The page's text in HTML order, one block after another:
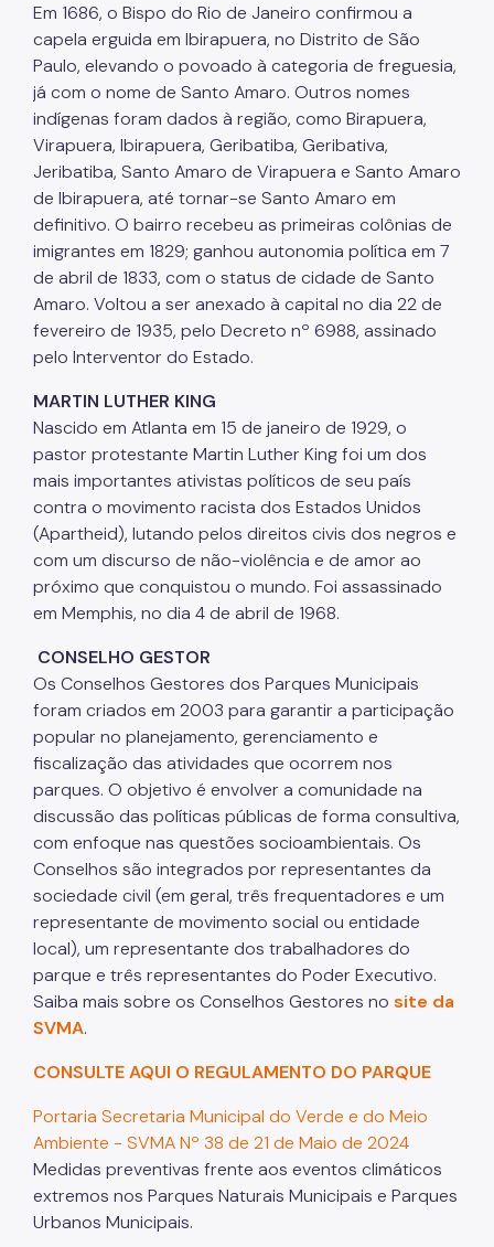
Em 1686, o Bispo do Rio de Janeiro confirmou a
capela erguida em Ibirapuera, no Distrito de São
Paulo, elevando o povoado à categoria de freguesia,
já com o nome de Santo Amaro. Outros nomes
indígenas foram dados à região, como Birapuera,
Virapuera, Ibirapuera, Geribatiba, Geribativa,
Jeribatiba, Santo Amaro de Virapuera e Santo Amaro
de Ibirapuera, até tornar-se Santo Amaro em
definitivo. O bairro recebeu as primeiras colônias de
imigrantes em 1829; ganhou autonomia política em 7
de abril de 1833, com o status de cidade de Santo
Amaro. Voltou a ser anexado à capital no dia 22 de
fevereiro de 1935, pelo Decreto nº 6988, assinado
pelo Interventor do Estado.
MARTIN LUTHER KING
Nascido em Atlanta em 15 de janeiro de 1929, o
pastor protestante Martin Luther King foi um dos
mais importantes ativistas políticos de seu país
contra o movimento racista dos Estados Unidos
(Apartheid), lutando pelos direitos civis dos negros e
com um discurso de não-violência e de amor ao
próximo que conquistou o mundo. Foi assassinado
em Memphis, no dia 4 de abril de 1968.
CONSELHO GESTOR
Os Conselhos Gestores dos Parques Municipais
foram criados em 2003 para garantir a participação
popular no planejamento, gerenciamento e
fiscalização das atividades que ocorrem nos
parques. O objetivo é envolver a comunidade na
discussão das políticas públicas de forma consultiva,
com enfoque nas questões socioambientais. Os
Conselhos são integrados por representantes da
sociedade civil (em geral, três frequentadores e um
representante de movimento social ou entidade
local), um representante dos trabalhadores do
parque e três representantes do Poder Executivo.
Saiba mais sobre os Conselhos Gestores no site da
SVMA.
CONSULTE AQUI O REGULAMENTO DO PARQUE
Portaria Secretaria Municipal do Verde e do Meio
Ambiente - SVMA Nº 38 de 21 de Maio de 2024
Medidas preventivas frente aos eventos climáticos
extremos nos Parques Naturais Municipais e Parques
Urbanos Municipais.